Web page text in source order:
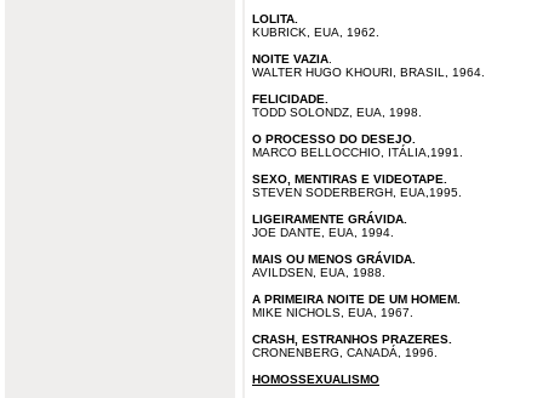
LOLITA.
KUBRICK, EUA, 1962.
NOITE VAZIA
WALTER HUGO KHOURI, BRASIL, 1964.
FELICIDADE.
TODD SOLONDZ, EUA, 1998.
O PROCESSO DO DESEJO.
MARCO BELLOCCHIO, ITÁLIA,1991.
SEXO, MENTIRAS E VIDEOTAPE.
STEVEN SODERBERGH, EUA,1995.
LIGEIRAMENTE GRÁVIDA.
JOE DANTE, EUA, 1994.
MAIS OU MENOS GRÁVIDA.
AVILDSEN, EUA, 1988.
A PRIMEIRA NOITE DE UM HOMEM.
MIKE NICHOLS, EUA, 1967.
CRASH, ESTRANHOS PRAZERES.
CRONENBERG, CANADÁ, 1996.
HOMOSSEXUALISMO